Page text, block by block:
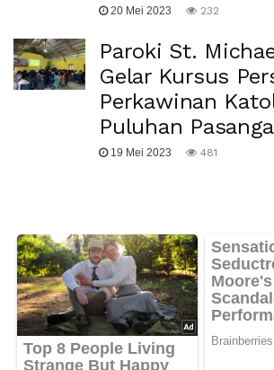
20 Mei 2023 232
Paroki St.
Gelar Kursus
Perkawinan
Puluhan
19 Mei 2023 481